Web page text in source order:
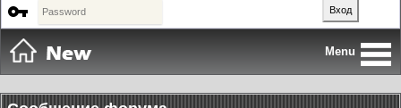

Menu